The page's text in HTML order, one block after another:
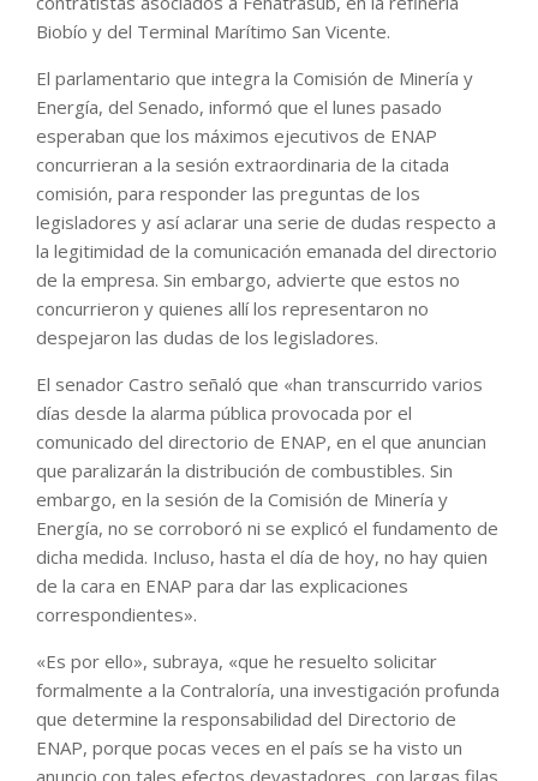
Biobío y del Terminal Marítimo San Vicente.
El parlamentario que integra la Comisión de Minería y
Energía, del Senado, informó que el lunes pasado
esperaban que los máximos ejecutivos de ENAP
concurrieran a la sesión extraordinaria de la citada
comisión, para responder las preguntas de los
legisladores y así aclarar una serie de dudas respecto a
la legitimidad de la comunicación emanada del directorio
de la empresa. Sin embargo, advierte que estos no
concurrieron y quienes allí los representaron no
despejaron las dudas de los legisladores.
El senador Castro señaló que «han transcurrido varios
días desde la alarma pública provocada por el
comunicado del directorio de ENAP, en el que anuncian
que paralizarán la distribución de combustibles. Sin
embargo, en la sesión de la Comisión de Minería y
Energía, no se corroboró ni se explicó el fundamento de
dicha medida. Incluso, hasta el día de hoy, no hay quien
de la cara en ENAP para dar las explicaciones
correspondientes».
«Es por ello», subraya, «que he resuelto solicitar
formalmente a la Contraloría, una investigación profunda
que determine la responsabilidad del Directorio de
ENAP, porque pocas veces en el país se ha visto un
anuncio con tales efectos devastadores, con largas filas